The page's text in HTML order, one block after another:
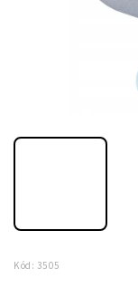
Kód: 3505